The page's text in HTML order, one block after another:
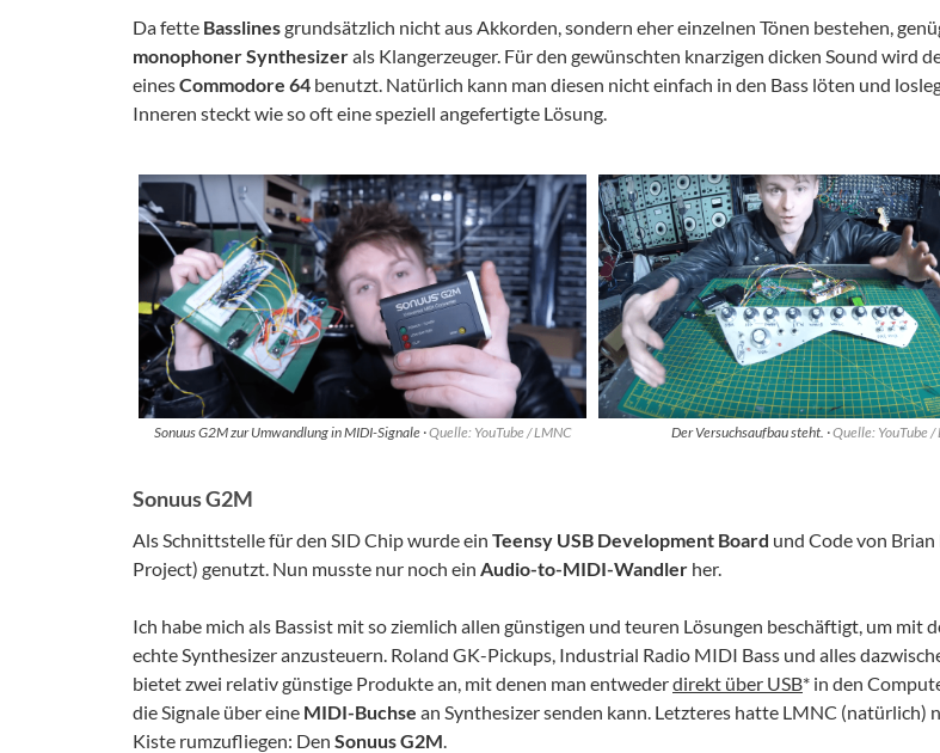
Da fette Basslinesgrundsätzlich nicht aus Akkorden, sondern eher einzelnen Tönen bestehen,
monophoner Synthesizerals Klangerzeuger. Für den gewünschten knarzigen dicken Sound wird
einesCommodore 64 benutzt. Natürlich kann man diesen nicht einfach in den Bass löten und
Inneren steckt wie so oft eine speziell angefertigte Lösung.
Sonuus G2M zur Umwandlung in MIDI-Signale ·Quelle: YouTube / LMNC Der Versuchsaufbau steht. ·Quelle: YouTube /
Sonuus G2M
Als Schnittstelle für den SID Chip wurde ein Teensy USB Development Board und Code von Brian
Project) genutzt. Nun musste nur noch ein Audio-to-MIDI-Wandler her.
Ich habe mich als Bassist mit so ziemlich allen günstigen und teuren Lösungen beschäftigt, um mit
echte Synthesizer anzusteuern. Roland GK-Pickups, Industrial Radio MIDI Bass und alles
bietet zwei relativ günstige Produkte an, mit denen man entwederdirekt über USB* in den
die Signale über eine MIDI-Buchse an Synthesizer senden kann. Letzteres hatte LMNC (natürlich)
Kiste rumzufliegen: Den Sonuus G2M.